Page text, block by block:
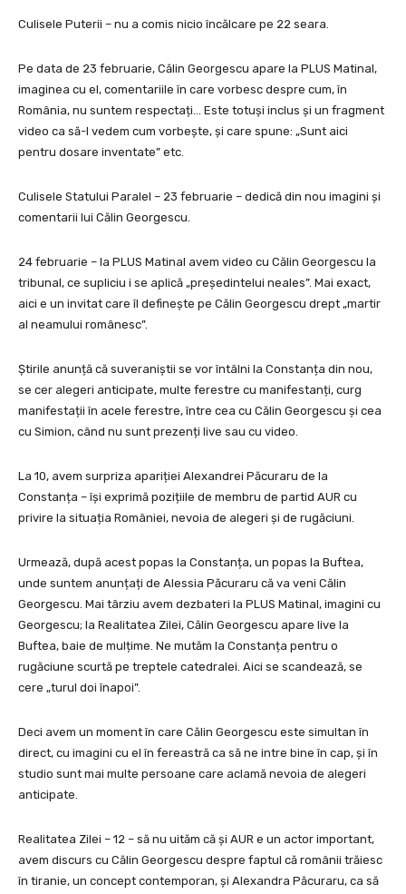
Culisele Puterii – nu a comis nicio încălcare pe 22 seara.
Pe data de 23 februarie, Călin Georgescu apare la PLUS Matinal,
imaginea cu el, comentariile în care vorbesc despre cum, în
România, nu suntem respectați… Este totuși inclus și un fragment
video ca să-l vedem cum vorbește, și care spune: „Sunt aici
pentru dosare inventate” etc.
Culisele Statului Paralel – 23 februarie – dedică din nou imagini și
comentarii lui Călin Georgescu.
24 februarie – la PLUS Matinal avem video cu Călin Georgescu la
tribunal, ce supliciu i se aplică „președintelui neales”. Mai exact,
aici e un invitat care îl definește pe Călin Georgescu drept „martir
al neamului românesc”.
Știrile anunță că suveraniștii se vor întâlni la Constanța din nou,
se cer alegeri anticipate, multe ferestre cu manifestanți, curg
manifestații în acele ferestre, între cea cu Călin Georgescu și cea
cu Simion, când nu sunt prezenți live sau cu video.
La 10, avem surpriza apariției Alexandrei Păcuraru de la
Constanța – își exprimă pozițiile de membru de partid AUR cu
privire la situația României, nevoia de alegeri și de rugăciuni.
Urmează, după acest popas la Constanța, un popas la Buftea,
unde suntem anunțați de Alessia Păcuraru că va veni Călin
Georgescu. Mai târziu avem dezbateri la PLUS Matinal, imagini cu
Georgescu; la Realitatea Zilei, Călin Georgescu apare live la
Buftea, baie de mulțime. Ne mutăm la Constanța pentru o
rugăciune scurtă pe treptele catedralei. Aici se scandează, se
cere „turul doi înapoi”.
Deci avem un moment în care Călin Georgescu este simultan în
direct, cu imagini cu el în fereastră ca să ne intre bine în cap, și în
studio sunt mai multe persoane care aclamă nevoia de alegeri
anticipate.
Realitatea Zilei – 12 – să nu uităm că și AUR e un actor important,
avem discurs cu Călin Georgescu despre faptul că românii trăiesc
în tiranie, un concept contemporan, și Alexandra Păcuraru, ca să